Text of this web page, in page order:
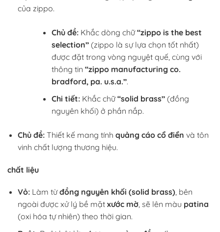
của zippo.
Chủ đề:Khắc dòng chữ“zippo is the best
selection”(zippo là sự lựa chọn tốt nhất)
được đặt trong vòng nguyệt quế, cùng với
thông tin “zippo manufacturing co.
bradford, pa. u.s.a.”.
Chi tiết:Khắc chữ“solid brass”(đồng
nguyên khối) ở phần nắp.
Chủ đề:Thiết kế mang tính quảng cáo cổ điển và tôn
vinh chất lượng thương hiệu.
chất liệu
Vỏ:Làm từđồng nguyên khối (solid brass), bên
ngoài được xử lý bề mặt xước mờ, sẽ lên màu patina
(oxi hóa tự nhiên) theo thời gian.